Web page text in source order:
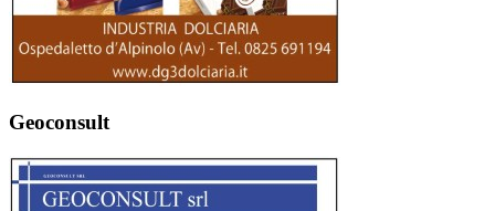
Geoconsult